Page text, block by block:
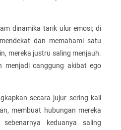
dinamika tarik ulur emosi; di
dan memahami satu
mereka justru saling menjauh.
menjadi canggung akibat ego
secara jujur sering kali
membuat hubungan mereka
keduanya saling